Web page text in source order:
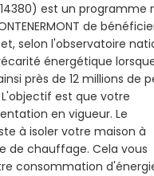
est un
de
selon l'observatoire
énergétique
près de 12 millions de
L'objectif est que votre
en vigueur. Le
à isoler votre maison à
de chauffage. Cela vous
consommation